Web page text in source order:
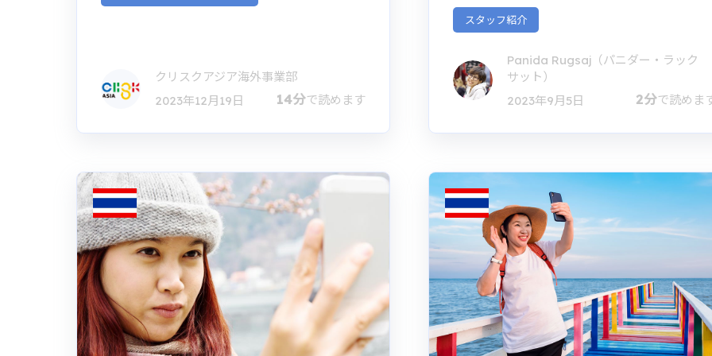
クリスクアジア海外事業部
2023年12月19日
14分で読めます
スタッフ紹介
Panida Rugsaj（パニダー・ラック
サット）
2023年9月5日
2分で読めま